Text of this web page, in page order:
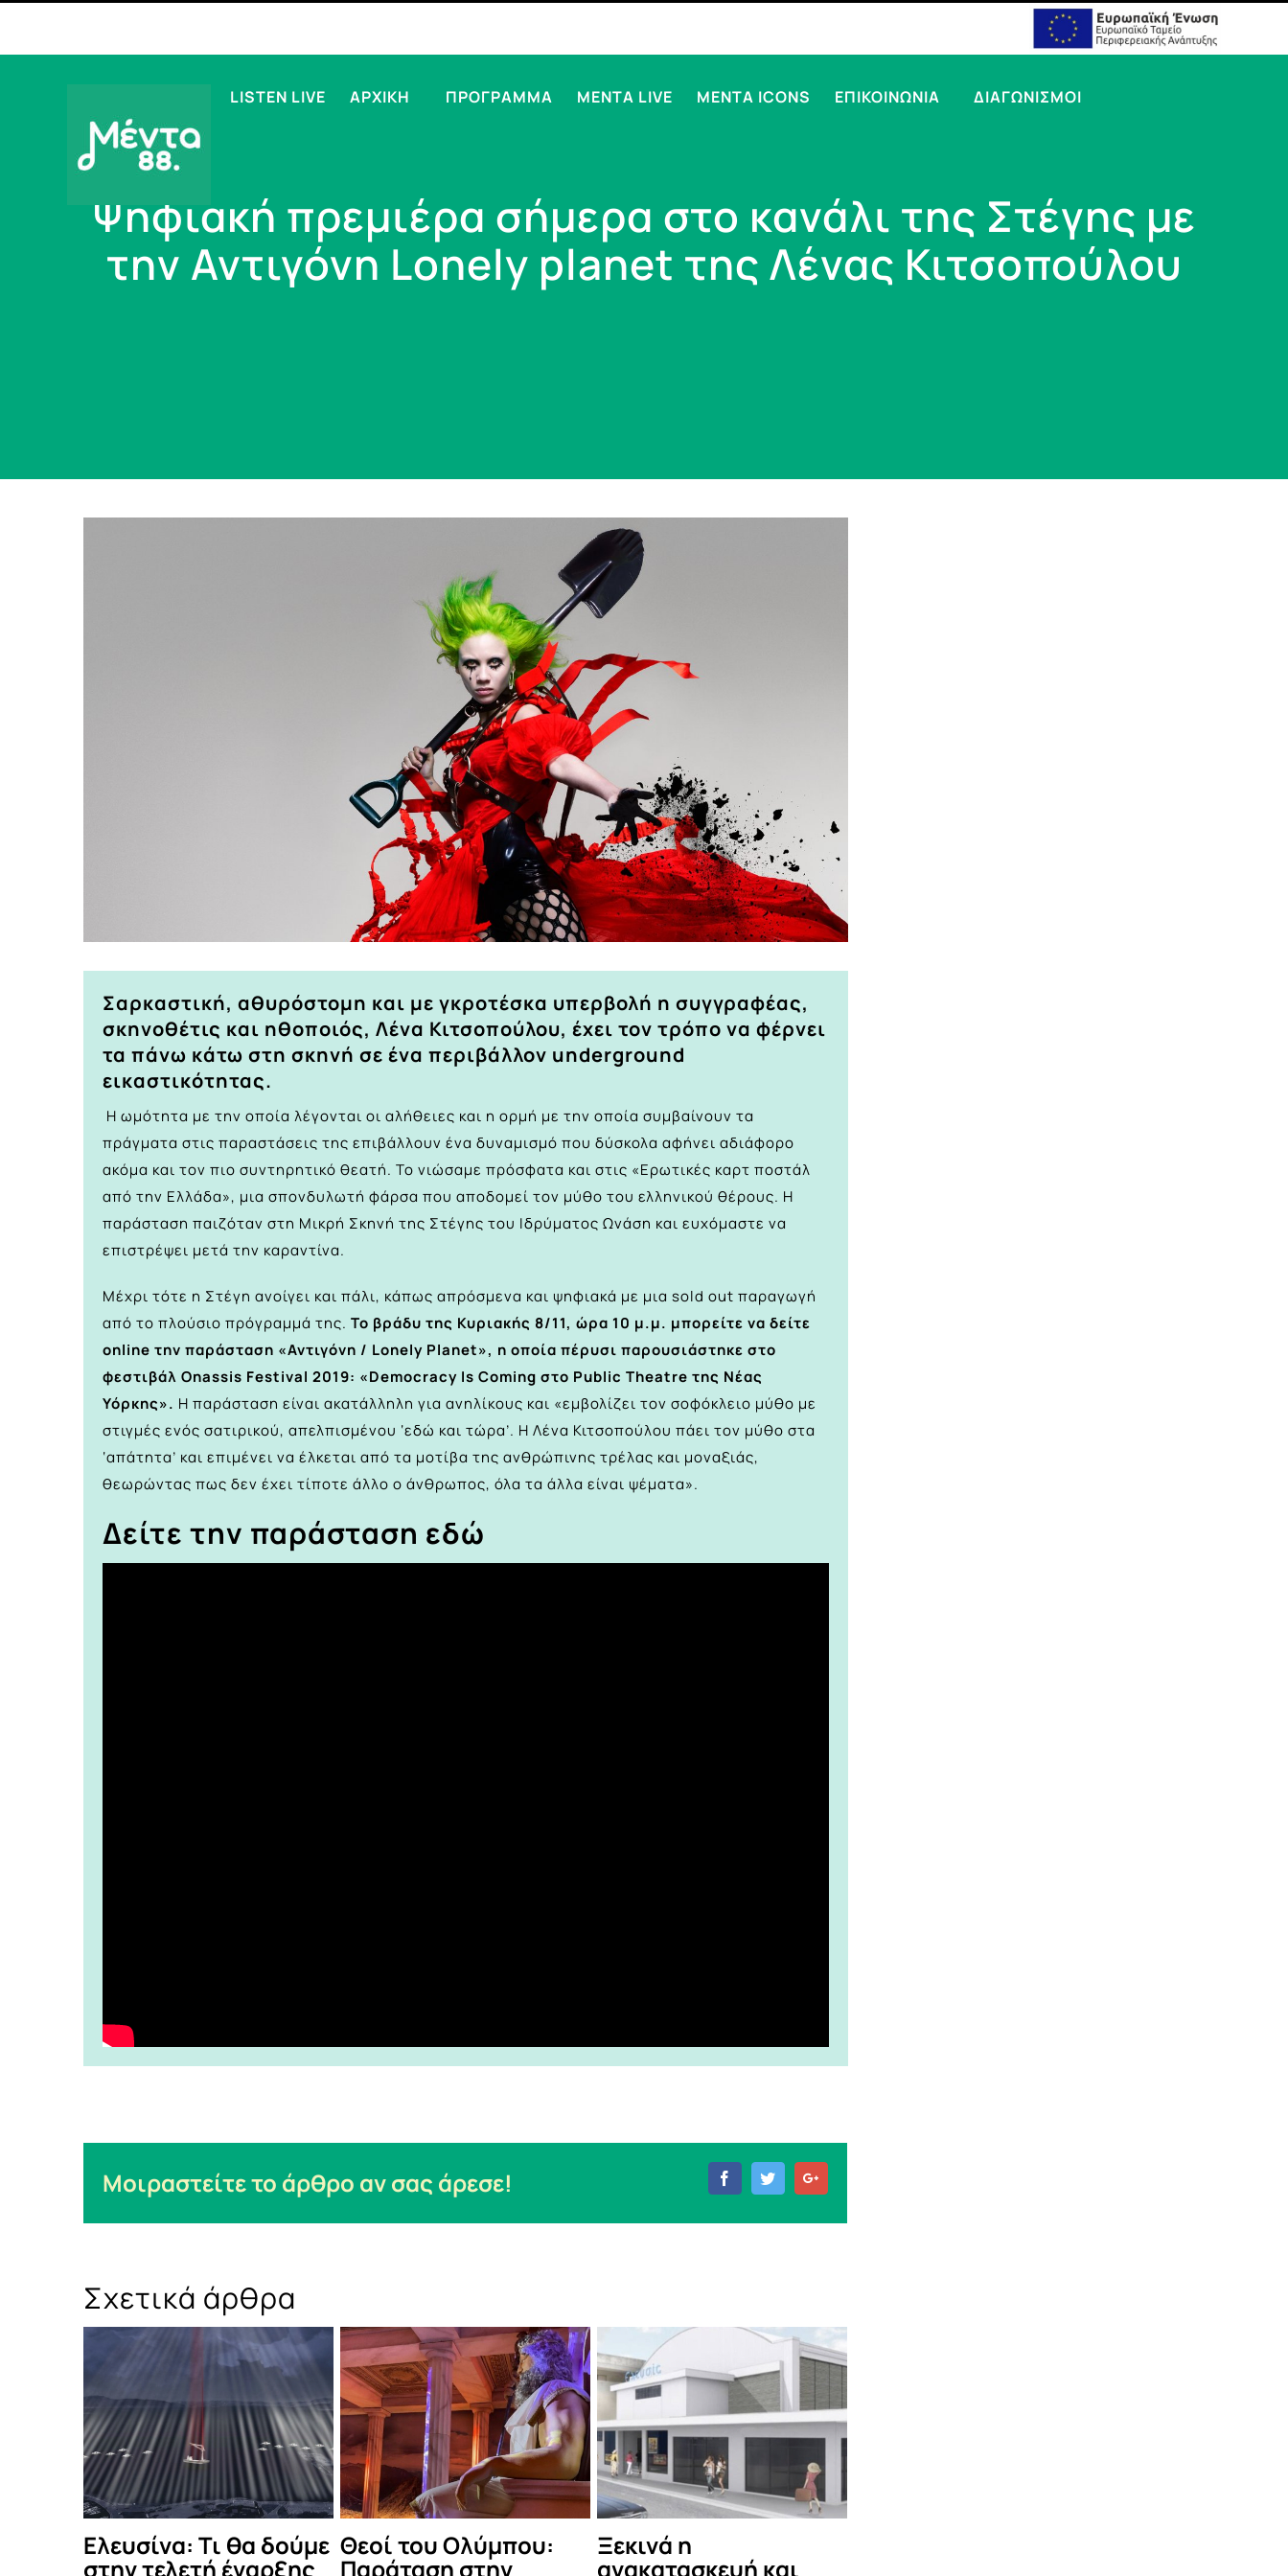
LISTEN LIVE ΑΡΧΙΚΗ ΠΡΟΓΡΑΜΜΑ MENTA LIVE MENTA ICONS ΕΠΙΚΟΙΝΩΝΙΑ ΔΙΑΓΩΝΙΣΜΟΙ
Ψηφιακή πρεμιέρα σήμερα στο κανάλι της Στέγης με
την Αντιγόνη Lonely planet της Λένας Κιτσοπούλου
Σαρκαστική, αθυρόστομη και με γκροτέσκα υπερβολή η συγγραφέας,
σκηνοθέτις και ηθοποιός, Λένα Κιτσοπούλου, έχει τον τρόπο να φέρνει
τα πάνω κάτω στη σκηνή σε ένα περιβάλλον underground
εικαστικότητας.
Η ωμότητα με την οποία λέγονται οι αλήθειες και η ορμή με την οποία συμβαίνουν τα
πράγματα στις παραστάσεις της επιβάλλουν ένα δυναμισμό που δύσκολα αφήνει αδιάφορο
ακόμα και τον πιο συντηρητικό θεατή. Το νιώσαμε πρόσφατα και στις «Ερωτικές καρτ ποστάλ
από την Ελλάδα», μια σπονδυλωτή φάρσα που αποδομεί τον μύθο του ελληνικού θέρους. Η
παράσταση παιζόταν στη Μικρή Σκηνή της Στέγης του Ιδρύματος Ωνάση και ευχόμαστε να
επιστρέψει μετά την καραντίνα.
Μέχρι τότε η Στέγη ανοίγει και πάλι, κάπως απρόσμενα και ψηφιακά με μια sold out παραγωγή
από το πλούσιο πρόγραμμά της. Το βράδυ της Κυριακής 8/11, ώρα 10 μ.μ. μπορείτε να δείτε
online την παράσταση «Αντιγόνη / Lonely Planet», η οποία πέρυσι παρουσιάστηκε στο
φεστιβάλ Onassis Festival 2019: «Democracy Is Coming στο Public Theatre της Νέας
Υόρκης». Η παράσταση είναι ακατάλληλη για ανηλίκους και «εμβολίζει τον σοφόκλειο μύθο με
στιγμές ενός σατιρικού, απελπισμένου ‘εδώ και τώρα’. Η Λένα Κιτσοπούλου πάει τον μύθο στα
‘απάτητα’ και επιμένει να έλκεται από τα μοτίβα της ανθρώπινης τρέλας και μοναξιάς,
θεωρώντας πως δεν έχει τίποτε άλλο ο άνθρωπος, όλα τα άλλα είναι ψέματα».
Δείτε την παράσταση εδώ
Μοιραστείτε το άρθρο αν σας άρεσε! FacebookTwitter
Σχετικά άρθρα
Τι θα δούμε
έναρξης
Θεοί του Ολύμπου:
Παράταση στην
Ξεκινά η
ανακατασκευή και Εθνική Βιβλιοθήκη με